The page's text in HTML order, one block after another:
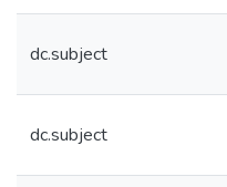
dc.subject
dc.subject